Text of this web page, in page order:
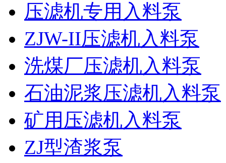
压滤机专用入料泵
ZJW-II压滤机入料泵
洗煤厂压滤机入料泵
石油泥浆压滤机入料泵
矿用压滤机入料泵
ZJ型渣浆泵